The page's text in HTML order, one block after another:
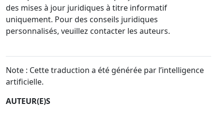
des mises à jour juridiques à titre informatif
uniquement. Pour des conseils juridiques
personnalisés, veuillez contacter les auteurs.
Note : Cette traduction a été générée par l’intelligence
artificielle.
AUTEUR(E)S